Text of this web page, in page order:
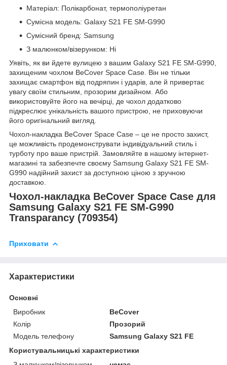
Матеріал: Полікарбонат, термополіуретан
Сумісна модель: Galaxy S21 FE SM-G990
Сумісний бренд: Samsung
З малюнком/візерунком: Ні
Уявіть, як ви йдете вулицею з вашим Galaxy S21 FE SM-G990,
захищеним чохлом BeCover Space Case. Він не тільки
захищає смартфон від подряпин і ударів, але й привертає
увагу своїм стильним, прозорим дизайном. Або
використовуйте його на вечірці, де чохол додатково
підкреслює унікальність вашого пристрою, не приховуючи
його оригінальний вигляд.
Чохол-накладка BeCover Space Case – це не просто захист,
це можливість продемонструвати індивідуальний стиль і
турботу про ваше пристрій. Замовляйте в нашому інтернет-
магазині та забезпечте своєму Samsung Galaxy S21 FE SM-
G990 надійний захист за доступною ціною з зручною
доставкою.
Чохол-накладка BeCover Space Case для
Samsung Galaxy S21 FE SM-G990
Transparancy (709354)
Приховати
Характеристики
Основні
Виробник
BeCover
Колір
Прозорий
Модель телефону
Samsung Galaxy S21 FE
Користувальницькі характеристики